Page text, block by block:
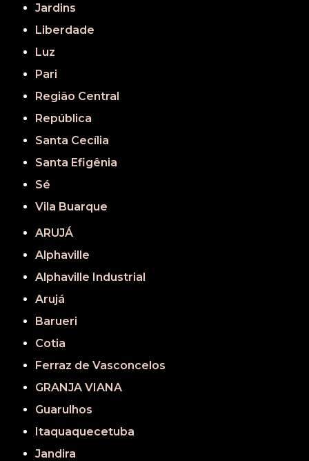
Jardins
Liberdade
Luz
Pari
Região Central
República
Santa Cecília
Santa Efigênia
Sé
Vila Buarque
ARUJÁ
Alphaville
Alphaville Industrial
Arujá
Barueri
Cotia
Ferraz de Vasconcelos
GRANJA VIANA
Guarulhos
Itaquaquecetuba
Jandira